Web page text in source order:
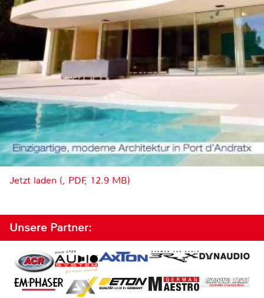
Jetzt laden (, PDF, 12.9 MB)
Unsere Partner: